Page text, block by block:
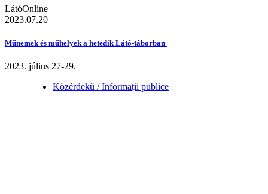
LátóOnline
2023.07.20
Műnemek és műhelyek a hetedik Látó-táborban
2023. július 27-29.
Közérdekű / Informații publice